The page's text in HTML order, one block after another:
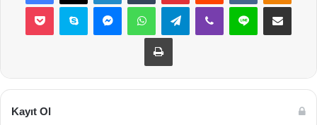
Pocket Skype MessengerWhatsAppTelegramViber Line E-Posta ile
Yazdır
Kayıt Ol